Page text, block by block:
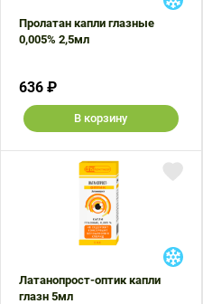
Пролатан капли глазные
0,005% 2,5мл
636 ₽
В корзину
Латанопрост-оптик капли
глазн 5мл